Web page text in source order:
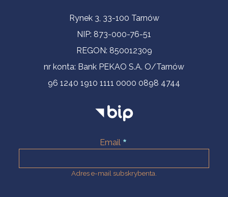
Informacje kontaktoweRynek 3, 33-100 Tarnów
NIP: 873-000-76-51
REGON: 850012309
nr konta: Bank PEKAO S.A. O/Tarnów
96 1240 1910 1111 0000 0898 4744
Email
Adres e-mail subskrybenta.